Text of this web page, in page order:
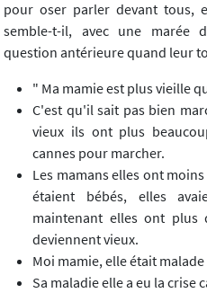
pour oser parler devant tous,
semble-t-il, avec une marée
question antérieure quand leur
" Ma mamie est plus vieille
C'est qu'il sait pas bien
vieux ils ont plus
cannes pour marcher.
Les mamans elles ont
étaient bébés, elles
maintenant elles ont plus
deviennent vieux.
Moi mamie, elle était
Sa maladie elle a eu la crise